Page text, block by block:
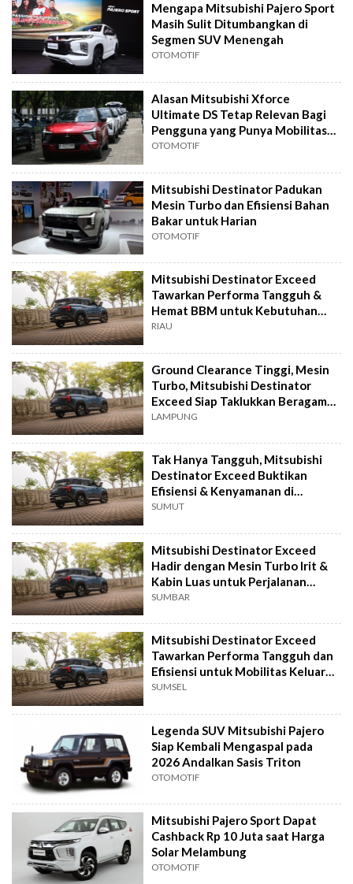
Mengapa Mitsubishi Pajero Sport
Masih Sulit Ditumbangkan di
Segmen SUV Menengah
OTOMOTIF
Alasan Mitsubishi Xforce
Ultimate DS Tetap Relevan Bagi
Pengguna yang Punya Mobilitas
Tinggi
OTOMOTIF
Mitsubishi Destinator Padukan
Mesin Turbo dan Efisiensi Bahan
Bakar untuk Harian
OTOMOTIF
Mitsubishi Destinator Exceed
Tawarkan Performa Tangguh &
Hemat BBM untuk Kebutuhan
Keluarga Modern
RIAU
Ground Clearance Tinggi, Mesin
Turbo, Mitsubishi Destinator
Exceed Siap Taklukkan Beragam
Medan
LAMPUNG
Tak Hanya Tangguh, Mitsubishi
Destinator Exceed Buktikan
Efisiensi & Kenyamanan di
Berbagai Kondisi
SUMUT
Mitsubishi Destinator Exceed
Hadir dengan Mesin Turbo Irit &
Kabin Luas untuk Perjalanan
Keluarga
SUMBAR
Mitsubishi Destinator Exceed
Tawarkan Performa Tangguh dan
Efisiensi untuk Mobilitas Keluarga
Modern
SUMSEL
Legenda SUV Mitsubishi Pajero
Siap Kembali Mengaspal pada
2026 Andalkan Sasis Triton
OTOMOTIF
Mitsubishi Pajero Sport Dapat
Cashback Rp 10 Juta saat Harga
Solar Melambung
OTOMOTIF